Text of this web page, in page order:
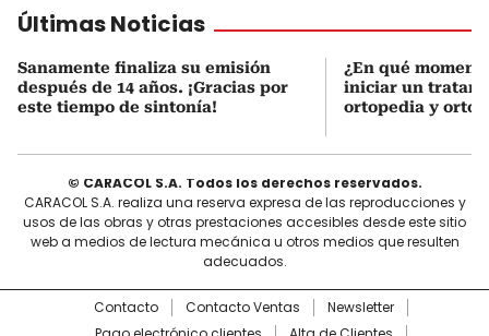
Últimas Noticias
Sanamente finaliza su emisión
después de 14 años. ¡Gracias por
este tiempo de sintonía!
¿En qué
iniciar un
ortopedia y
© CARACOL S.A. Todos los derechos reservados.
CARACOL S.A. realiza una reserva expresa de las reproducciones y
usos de las obras y otras prestaciones accesibles desde este sitio
web a medios de lectura mecánica u otros medios que resulten
adecuados.
Contacto Contacto Ventas
Newsletter